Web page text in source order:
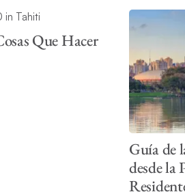
Que Hacer
Guía de
desde la